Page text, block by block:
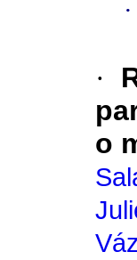
·
·
o